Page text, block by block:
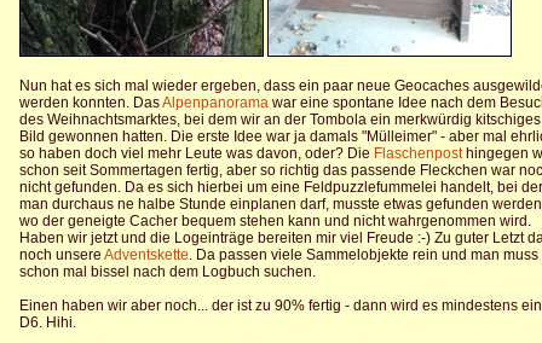
Nun hat es sich mal wieder ergeben, dass ein paar neue Geocaches
werden konnten. DasAlpenpanorama war eine spontane Idee nach dem
des Weihnachtsmarktes, bei dem wir an der Tombola ein merkwürdig kitschiges
Bild gewonnen hatten. Die erste Idee war ja damals "Mülleimer" - aber mal
so haben doch viel mehr Leute was davon, oder? Die Flaschenposthingegen
schon seit Sommertagen fertig, aber so richtig das passende Fleckchen war
nicht gefunden. Da es sich hierbei um eine Feldpuzzlefummelei handelt, bei der
man durchaus ne halbe Stunde einplanen darf, musste etwas gefunden
wo der geneigte Cacher bequem stehen kann und nicht wahrgenommen wird.
Haben wir jetzt und die Logeinträge bereiten mir viel Freude :-) Zu guter Letzt
noch unsere Adventskette. Da passen viele Sammelobjekte rein und man muss
schon mal bissel nach dem Logbuch suchen.
Einen haben wir aber noch... der ist zu 90% fertig - dann wird es mindestens ein
D6. Hihi.